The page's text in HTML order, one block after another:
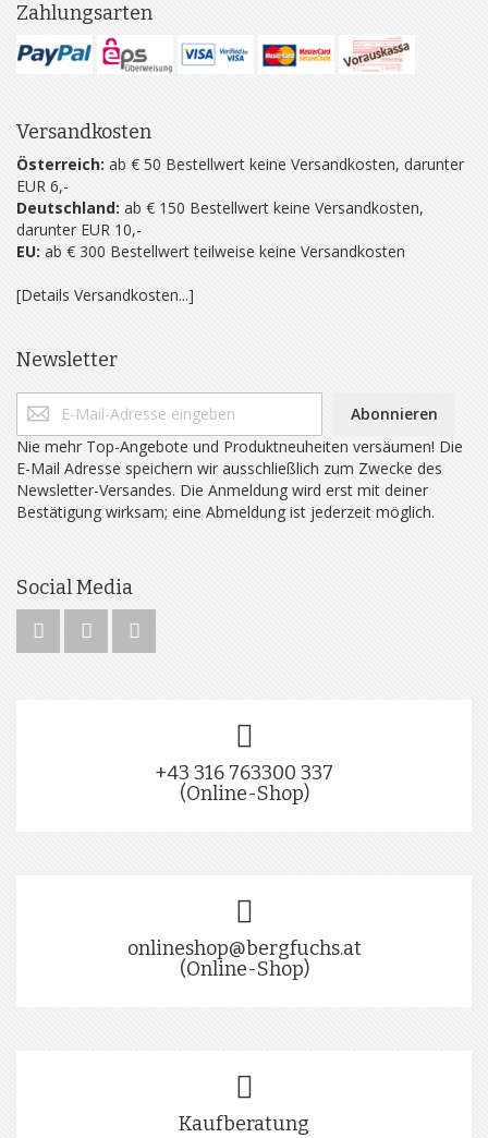
Zahlungsarten
Versandkosten
Österreich: ab € 50 Bestellwert keine Versandkosten, darunter
EUR 6,-
Deutschland: ab € 150 Bestellwert keine Versandkosten,
darunter EUR 10,-
EU: ab € 300 Bestellwert teilweise keine Versandkosten
[Details Versandkosten...]
Newsletter
Abonnieren
Nie mehr Top-Angebote und Produktneuheiten versäumen! Die
E-Mail Adresse speichern wir ausschließlich zum Zwecke des
Newsletter-Versandes. Die Anmeldung wird erst mit deiner
Bestätigung wirksam; eine Abmeldung ist jederzeit möglich.
Social Media
+43 316 763300 337
(Online-Shop)
onlineshop@bergfuchs.at
(Online-Shop)
Kaufberatung